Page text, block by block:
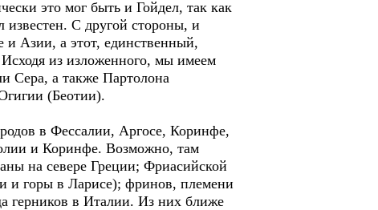
это мог быть и Гойдел, так как
С другой стороны, и
и Азии, а этот, единственный,
из изложенного, мы имеем
Сера, а также Партолона
(Беотии).
в Фессалии, Аргосе, Коринфе,
и Коринфе. Возможно, там
на севере Греции; Фриасийской
и горы в Ларисе); фринов, племени
герников в Италии. Из них ближе